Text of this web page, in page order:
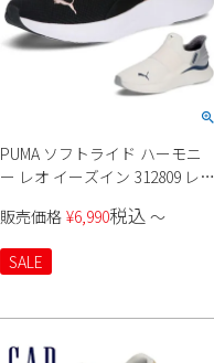
PUMA ソフトライド ハーモニ
ー レオ イーズイン 312809 レデ
販売価格 ¥6,990税込 〜
SALE